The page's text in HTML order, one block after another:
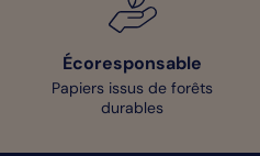
Écoresponsable
Papiers issus de forêts
durables